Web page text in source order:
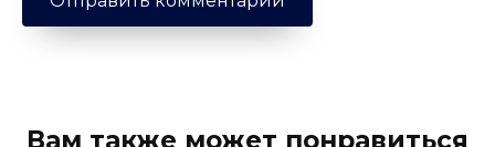
Вам также может понравиться